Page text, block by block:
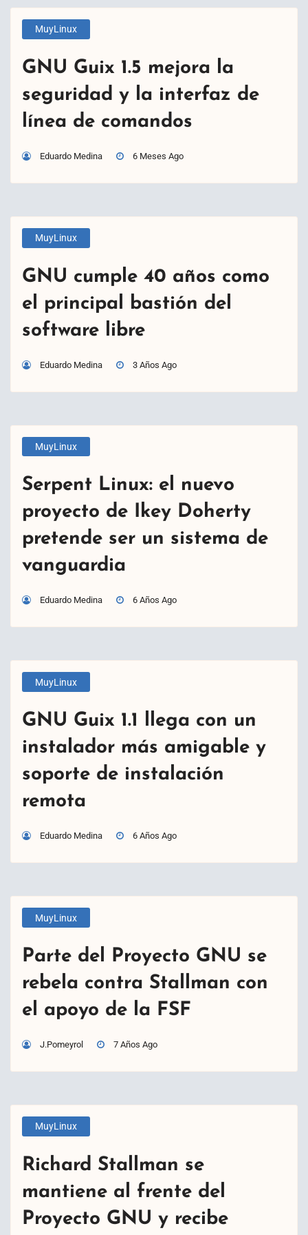
MuyLinux
GNU Guix 1.5 mejora la
seguridad y la interfaz de
línea de comandos
Eduardo Medina 6 Meses Ago
MuyLinux
GNU cumple 40 años como
el principal bastión del
software libre
Eduardo Medina 3 Años Ago
MuyLinux
Serpent Linux: el nuevo
proyecto de Ikey Doherty
pretende ser un sistema de
vanguardia
Eduardo Medina 6 Años Ago
MuyLinux
GNU Guix 1.1 llega con un
instalador más amigable y
soporte de instalación
remota
Eduardo Medina 6 Años Ago
MuyLinux
Parte del Proyecto GNU se
rebela contra Stallman con
el apoyo de la FSF
J.Pomeyrol 7 Años Ago
MuyLinux
Richard Stallman se
mantiene al frente del
Proyecto GNU y recibe